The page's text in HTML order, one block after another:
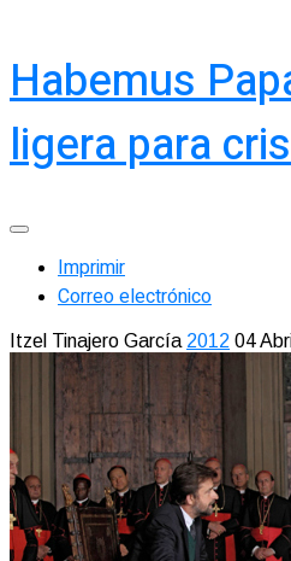
Habemus
ligera para
Imprimir
Correo electrónico
Itzel Tinajero García 2012 04